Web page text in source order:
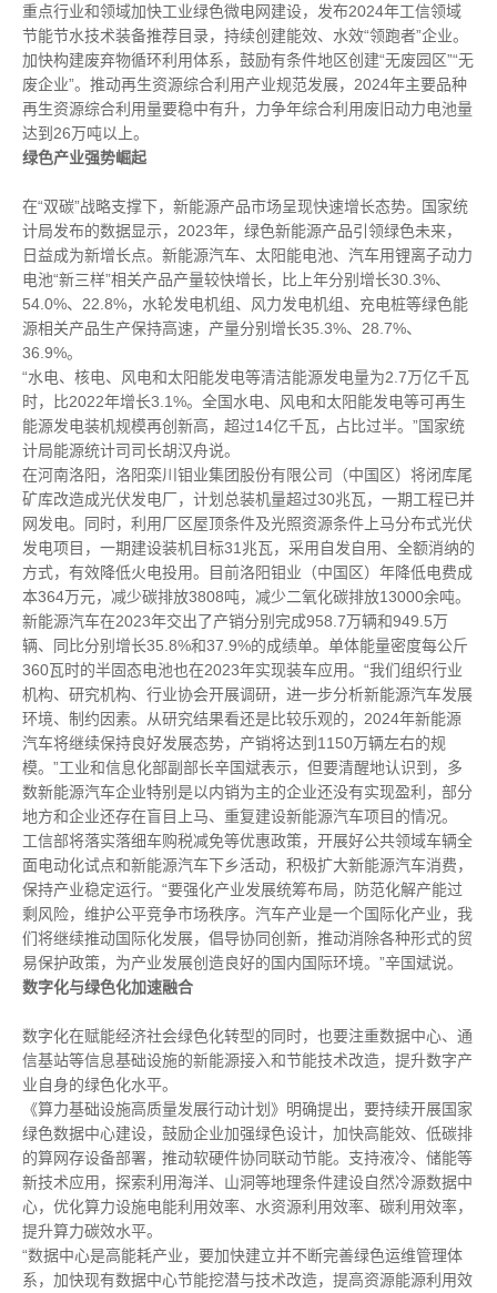
重点行业和领域加快工业绿色微电网建设，发布2024年工信领域
节能节水技术装备推荐目录，持续创建能效、水效“领跑者”企业。
加快构建废弃物循环利用体系，鼓励有条件地区创建“无废园区”“无
废企业”。推动再生资源综合利用产业规范发展，2024年主要品种
再生资源综合利用量要稳中有升，力争年综合利用废旧动力电池量
达到26万吨以上。
绿色产业强势崛起
在“双碳”战略支撑下，新能源产品市场呈现快速增长态势。国家统
计局发布的数据显示，2023年，绿色新能源产品引领绿色未来，
日益成为新增长点。新能源汽车、太阳能电池、汽车用锂离子动力
电池“新三样”相关产品产量较快增长，比上年分别增长30.3%、
54.0%、22.8%，水轮发电机组、风力发电机组、充电桩等绿色能
源相关产品生产保持高速，产量分别增长35.3%、28.7%、
36.9%。
“水电、核电、风电和太阳能发电等清洁能源发电量为2.7万亿千瓦
时，比2022年增长3.1%。全国水电、风电和太阳能发电等可再生
能源发电装机规模再创新高，超过14亿千瓦，占比过半。”国家统
计局能源统计司司长胡汉舟说。
在河南洛阳，洛阳栾川钼业集团股份有限公司（中国区）将闭库尾
矿库改造成光伏发电厂，计划总装机量超过30兆瓦，一期工程已并
网发电。同时，利用厂区屋顶条件及光照资源条件上马分布式光伏
发电项目，一期建设装机目标31兆瓦，采用自发自用、全额消纳的
方式，有效降低火电投用。目前洛阳钼业（中国区）年降低电费成
本364万元，减少碳排放3808吨，减少二氧化碳排放13000余吨。
新能源汽车在2023年交出了产销分别完成958.7万辆和949.5万
辆、同比分别增长35.8%和37.9%的成绩单。单体能量密度每公斤
360瓦时的半固态电池也在2023年实现装车应用。“我们组织行业
机构、研究机构、行业协会开展调研，进一步分析新能源汽车发展
环境、制约因素。从研究结果看还是比较乐观的，2024年新能源
汽车将继续保持良好发展态势，产销将达到1150万辆左右的规
模。”工业和信息化部副部长辛国斌表示，但要清醒地认识到，多
数新能源汽车企业特别是以内销为主的企业还没有实现盈利，部分
地方和企业还存在盲目上马、重复建设新能源汽车项目的情况。
工信部将落实落细车购税减免等优惠政策，开展好公共领域车辆全
面电动化试点和新能源汽车下乡活动，积极扩大新能源汽车消费，
保持产业稳定运行。“要强化产业发展统筹布局，防范化解产能过
剩风险，维护公平竞争市场秩序。汽车产业是一个国际化产业，我
们将继续推动国际化发展，倡导协同创新，推动消除各种形式的贸
易保护政策，为产业发展创造良好的国内国际环境。”辛国斌说。
数字化与绿色化加速融合
数字化在赋能经济社会绿色化转型的同时，也要注重数据中心、通
信基站等信息基础设施的新能源接入和节能技术改造，提升数字产
业自身的绿色化水平。
《算力基础设施高质量发展行动计划》明确提出，要持续开展国家
绿色数据中心建设，鼓励企业加强绿色设计，加快高能效、低碳排
的算网存设备部署，推动软硬件协同联动节能。支持液冷、储能等
新技术应用，探索利用海洋、山洞等地理条件建设自然冷源数据中
心，优化算力设施电能利用效率、水资源利用效率、碳利用效率，
提升算力碳效水平。
“数据中心是高能耗产业，要加快建立并不断完善绿色运维管理体
系，加快现有数据中心节能挖潜与技术改造，提高资源能源利用效